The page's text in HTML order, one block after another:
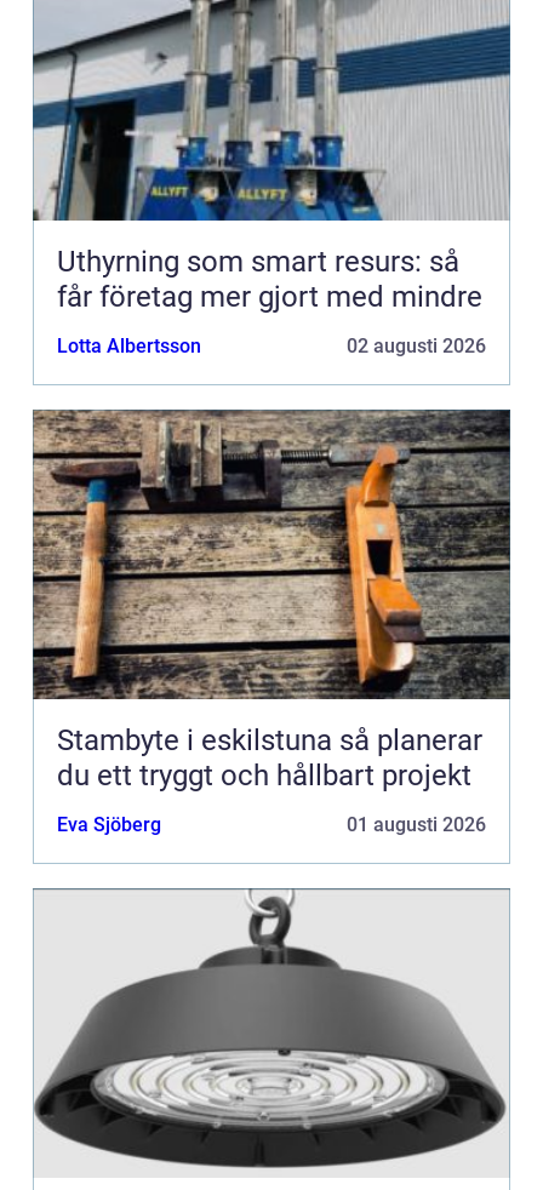
Uthyrning som smart resurs: så
får företag mer gjort med mindre
Lotta Albertsson 02 augusti 2026
Stambyte i eskilstuna så planerar
du ett tryggt och hållbart projekt
Eva Sjöberg 01 augusti 2026